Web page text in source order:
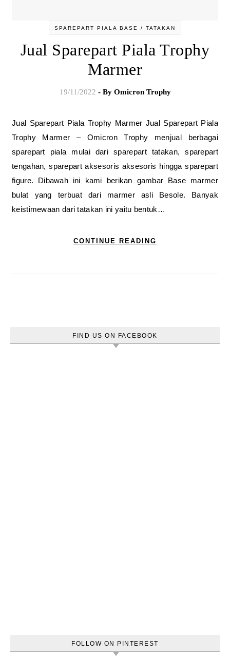
SPAREPART PIALA BASE / TATAKAN
Jual Sparepart Piala Trophy
Marmer
19/11/2022 - By Omicron Trophy
Jual Sparepart Piala Trophy Marmer Jual Sparepart Piala
Trophy Marmer – Omicron Trophy menjual berbagai
sparepart piala mulai dari sparepart tatakan, sparepart
tengahan, sparepart aksesoris aksesoris hingga sparepart
figure. Dibawah ini kami berikan gambar Base marmer
bulat yang terbuat dari marmer asli Besole. Banyak
keistimewaan dari tatakan ini yaitu bentuk…
CONTINUE READING
FIND US ON FACEBOOK
FOLLOW ON PINTEREST